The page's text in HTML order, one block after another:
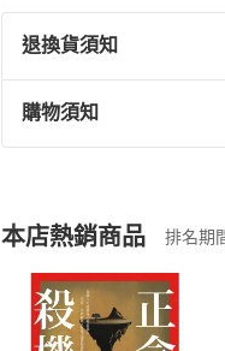
退換貨須知
退換貨規定：
(一)依消費者保護
(二)消費者訂購本
且已下載/存取電子
退貨方式：您欲取
貨」，本店鋪將依您
購物須知
挑選商品
Choose
本店熱銷商品 排名期